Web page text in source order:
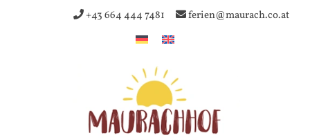
+43 664 444 7481 ferien@maurach.co.at